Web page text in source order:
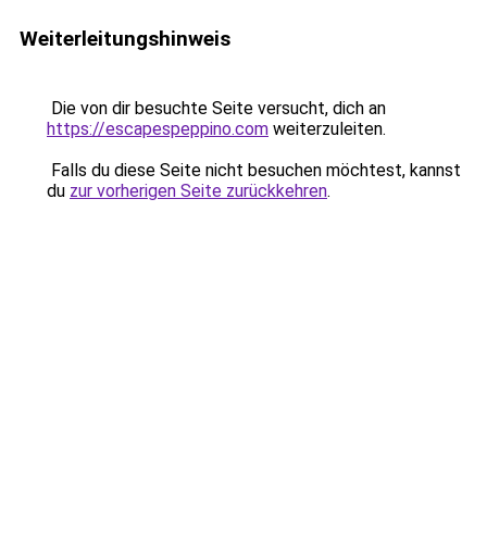
Weiterleitungshinweis
Die von dir besuchte Seite versucht, dich an
https://escapespeppino.com weiterzuleiten.
Falls du diese Seite nicht besuchen möchtest, kannst
du zur vorherigen Seite zurückkehren.